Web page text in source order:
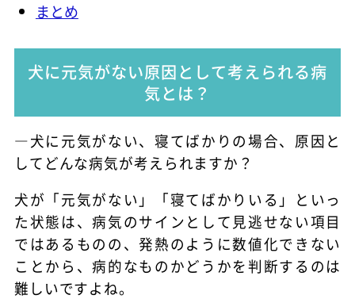
まとめ
犬に元気がない原因として考えられる病
気とは？
―犬に元気がない、寝てばかりの場合、原因と
してどんな病気が考えられますか？
犬が「元気がない」「寝てばかりいる」といっ
た状態は、病気のサインとして見逃せない項目
ではあるものの、発熱のように数値化できない
ことから、病的なものかどうかを判断するのは
難しいですよね。